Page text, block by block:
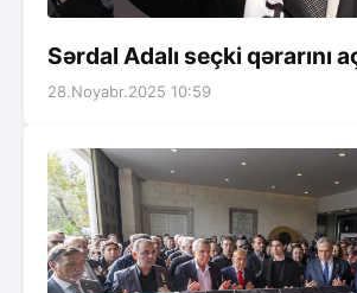
Sərdal Adalı seçki qərarını
28.Noyabr.2025 10:59